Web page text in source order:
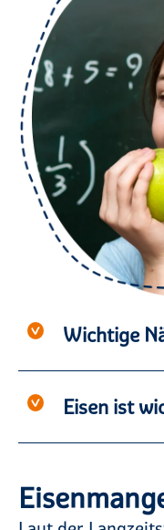
Wichtige
Eisen ist